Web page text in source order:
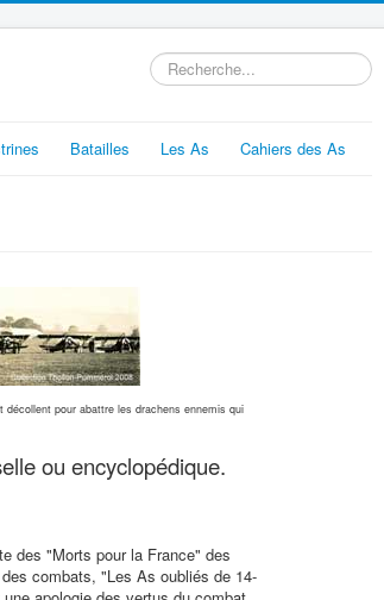
Rechercher
Batailles Les As Cahiers des As
pour abattre les drachens ennemis qui
ou encyclopédique.
des "Morts pour la France" des
combats, "Les As oubliés de 14-